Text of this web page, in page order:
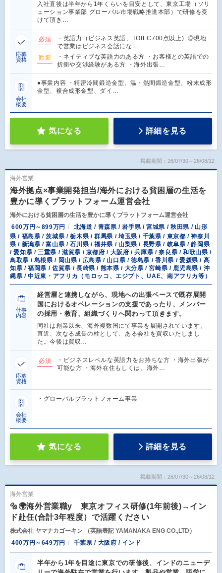
入社直後は半年から1年くらいを目安として、東京工場（ソリ
ューション事業部 グローバル市場戦略推進本部）で研修を受
けて頂き…
応募
資格
必須
・英語力（ビジネス英語、TOIEC700点以上) ◎現地
で営業はビジネス会話にな…
歓迎
・ネイティブな英語力のある方 ・お客様との英語での
折衝や交渉経験がある方 ・海外出張…
会社
概要
●事業内容 ・精密冷間鍛造金型、温・熱間鍛造金型、粉末成形
金型、複合成形金型、ダイ…
気になる 詳細を見る
掲載期間：26/07/30～26/08/12
海外営業
海外拠点×事業開発担当/海外における貧困層の生活を
豊かに導くプラットフォーム運営会社
海外における貧困層の生活を豊かに導くプラットフォーム運営会社
600万円～899万円
北海道 / 青森県 / 岩手県 / 宮城県 / 秋田県 / 山形
県 / 福島県 / 茨城県 / 栃木県 / 群馬県 / 埼玉県 / 千葉県 / 東京都 / 神奈川
県 / 新潟県 / 富山県 / 石川県 / 福井県 / 山梨県 / 長野県 / 岐阜県 / 静岡県
/ 愛知県 / 三重県 / 滋賀県 / 京都府 / 大阪府 / 兵庫県 / 奈良県 / 和歌山県 /
鳥取県 / 島根県 / 岡山県 / 広島県 / 山口県 / 徳島県 / 香川県 / 愛媛県 / 高
知県 / 福岡県 / 佐賀県 / 長崎県 / 熊本県 / 大分県 / 宮崎県 / 鹿児島県 / 沖
縄県 / 中近東・アフリカ（モロッコ、エジプト、UAE、南アフリカ等）
仕事
内容
経営層と連携しながら、現地への出張ベースで既存展開
国におけるオペレーションの支援であったり、メンバー
の採用・教育、組織づくりへ関わって頂きます。
同社は創業以来、海外複数国にて事業を展開されています。
直近、次なる成長の柱として、ある会社を買収いたしまし
た。今後は買収…
応募
資格
必須
・ビジネスレベルな英語力をお持ちな方 ・海外出張が
可能な方 ・海外在住もしくは、海外…
会社
概要
・グローバルプラットフォーム事業
気になる 詳細を見る
掲載期間：26/07/30～26/08/12
海外営業
🔩🌍海外営業職y 東京オフィス研修(1年前後)→イン
ド赴任(合計3年程度）で活躍ください
株式会社 ヤマナカゴーキン （英語表記 YAMANAKA ENG CO.,LTD）
400万円～649万円
千葉県 / 大阪府 / インド
半年から1年を目途に東京での研修後、インドのニューデ